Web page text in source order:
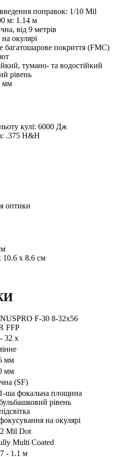
поправок: 1/10 Mil
м: 1.14 м
від 9 метрів
окулярі
багатошарове покриття (FMC)
тумано- та водостійкий
рівень
мм
кулі: 6000 Дж
.375 H&H
оптики
10.6 x 8.6 см
F-30 8-32x56
FFP
32 x
мм
мм
(SF)
ша фокальна площина
рівень
на окулярі
Mil Dot
Multi Coated
- 1.1 м